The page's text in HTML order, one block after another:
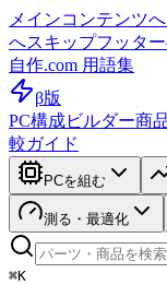
メインコンテンツ
へスキップフッタ
自作.com 用語集
β版
PC構成ビルダー商
較ガイド
PCを組む
測る・最適化
⌘K